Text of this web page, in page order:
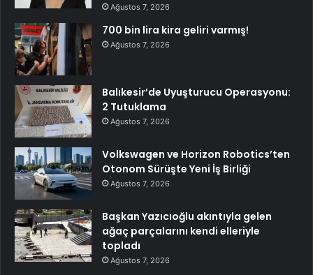
Ağustos 7, 2026
700 bin lira kira geliri varmış!
Ağustos 7, 2026
Balıkesir’de Uyuşturucu Operasyonu:
2 Tutuklama
Ağustos 7, 2026
Volkswagen ve Horizon Robotics’ten
Otonom Sürüşte Yeni İş Birliği
Ağustos 7, 2026
Başkan Yazıcıoğlu akıntıyla gelen
ağaç parçalarını kendi elleriyle
topladı
Ağustos 7, 2026